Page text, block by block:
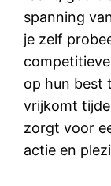
spanning
je zelf
op hun best
vrijkomt
zorgt voor
actie en